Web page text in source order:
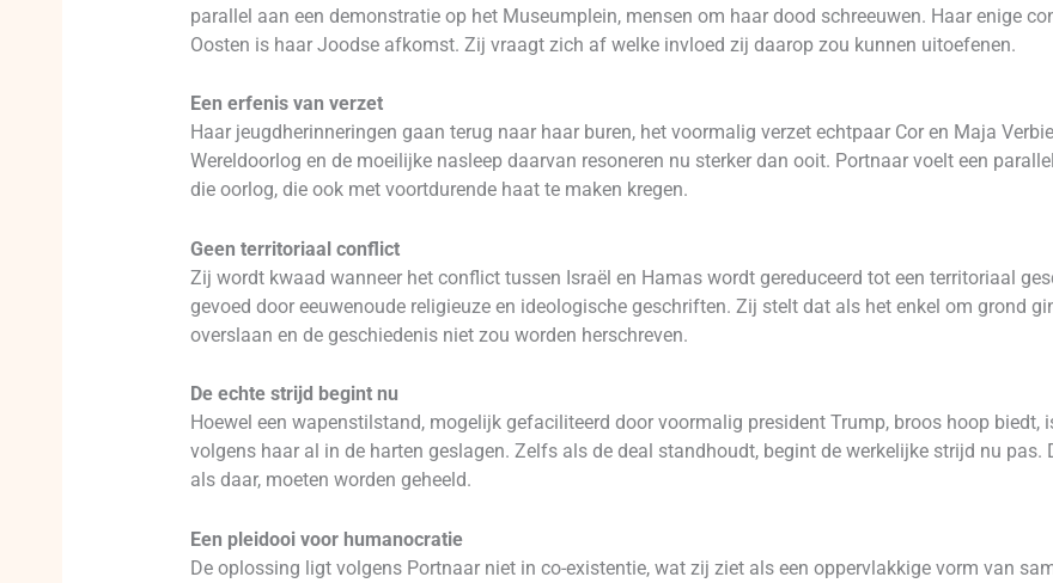
parallel aan een demonstratie op het Museumplein, mensen om haar dood schreeuwen. Haar enige
Oosten is haar Joodse afkomst. Zij vraagt zich af welke invloed zij daarop zou kunnen uitoefenen.
Een erfenis van verzet
Haar jeugdherinneringen gaan terug naar haar buren, het voormalig verzet echtpaar Cor en Maja
Wereldoorlog en de moeilijke nasleep daarvan resoneren nu sterker dan ooit. Portnaar voelt een
die oorlog, die ook met voortdurende haat te maken kregen.
Geen territoriaal conflict
Zij wordt kwaad wanneer het conflict tussen Israël en Hamas wordt gereduceerd tot een territoriaal
gevoed door eeuwenoude religieuze en ideologische geschriften. Zij stelt dat als het enkel om grond
overslaan en de geschiedenis niet zou worden herschreven.
De echte strijd begint nu
Hoewel een wapenstilstand, mogelijk gefaciliteerd door voormalig president Trump, broos hoop biedt,
volgens haar al in de harten geslagen. Zelfs als de deal standhoudt, begint de werkelijke strijd nu pas.
als daar, moeten worden geheeld.
Een pleidooi voor humanocratie
De oplossing ligt volgens Portnaar niet in co-existentie, wat zij ziet als een oppervlakkige vorm van